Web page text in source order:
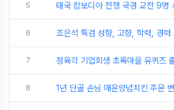
5 태국 캄보디아 전쟁 국경 교전 9명
6 조은석 특검 성향, 고향, 학력, 경력
7 정육각 기업회생 초록마을 유퀴즈
8 1년 단골 손님 매운양념치킨 주문